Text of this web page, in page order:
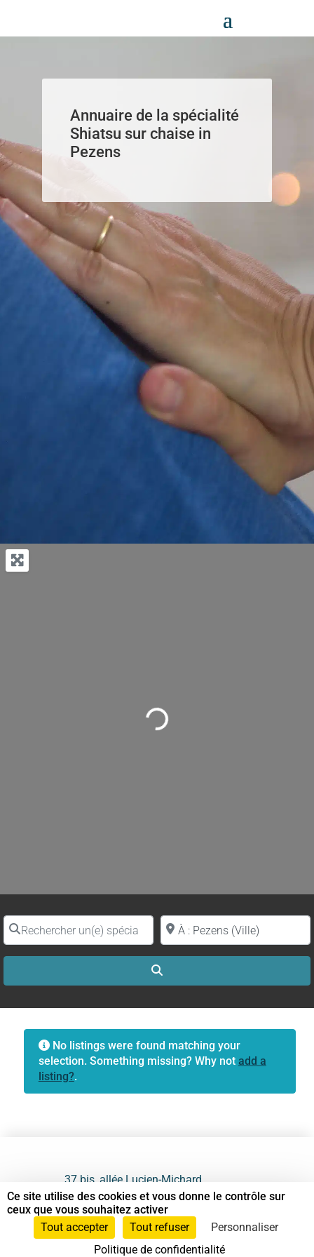
Annuaire de la spécialité
Shiatsu sur chaise in
Pezens
Loading...
Rechercher un(e) spécialiste par nomProche de (ville ou région)
No listings were found matching your
selection. Something missing? Why not add a
listing?.
37 bis, allée Lucien-Michard
93190 Livry-Gargan
06 61 87 28 09
Ce site utilise des cookies et vous donne le contrôle sur
ceux que vous souhaitez activer
Tout accepter
Tout refuser
Personnaliser
Politique de confidentialité